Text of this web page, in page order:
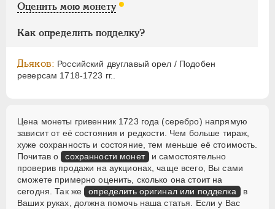
Дьяков ЗС: 1427 (R4)
Семёнов
: не вошла в описание
Оценить мою монету
Как определить подделку?
Дьяков: Российский двуглавый орел / Подобен
реверсам 1718-1723 гг..
Цена монеты гривенник 1723 года (серебро) напрямую
зависит от её состояния и редкости. Чем больше тираж,
хуже сохранность и состояние, тем меньше её стоимость.
Почитав о сохранности монет и самостоятельно
проверив продажи на аукционах, чаще всего, Вы сами
сможете примерно оценить, сколько она стоит на
сегодня. Так же определить оригинал или подделка в
Ваших руках, должна помочь наша статья. Если у Вас
НИКОЛАЙ I 1826-1855
АЛЕКСАНДР II
НИКОЛАЙ II 1894-1917
ВРЕМЕННОЕ ПРАВ. 1917-1918